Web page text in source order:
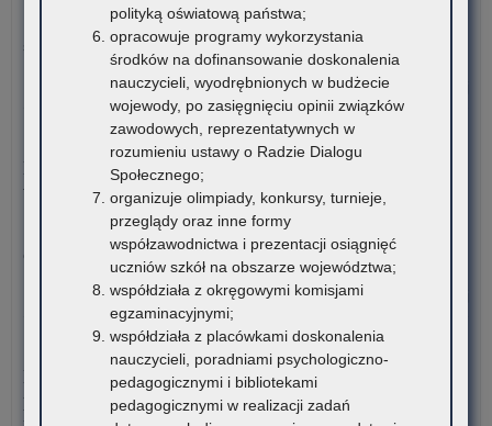
Kuratorium Oświaty w Krakowie ogłasza nabór kandydatów na
stanowisko doradców…
Czytaj więcej
5 sierpnia 2026
Materiały dotyczące nowych podstaw programowych
wprowadzanych w związku z Reformą Kompas Jutra
Instytut Badań Edukacyjnych-Państwowy Instytut Badawczy
oraz Ośrodek Rozwoju Edukacji zapraszają…
4 sierpnia 2026
Komunikat Małopolskiego Kuratora Oświaty w sprawie
przekazywania informacji o liczbie wolnych miejsc w
polityką oświatową państwa;
opracowuje programy wykorzystania
środków na dofinansowanie doskonalenia
nauczycieli, wyodrębnionych w budżecie
wojewody, po zasięgnięciu opinii związków
zawodowych, reprezentatywnych w
rozumieniu ustawy o Radzie Dialogu
Społecznego;
organizuje olimpiady, konkursy, turnieje,
przeglądy oraz inne formy
współzawodnictwa i prezentacji osiągnięć
uczniów szkół na obszarze województwa;
współdziała z okręgowymi komisjami
egzaminacyjnymi;
współdziała z placówkami doskonalenia
nauczycieli, poradniami psychologiczno-
pedagogicznymi i bibliotekami
pedagogicznymi w realizacji zadań